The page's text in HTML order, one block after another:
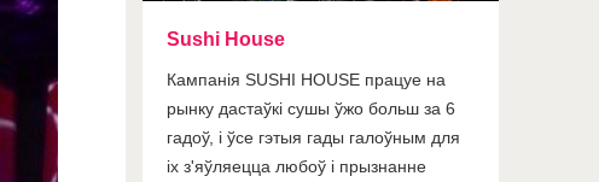
Sushi House
Кампанія SUSHI HOUSE працуе на
рынку дастаўкі сушы ўжо больш за 6
гадоў, і ўсе гэтыя гады галоўным для
іх з'яўляецца любоў і прызнанне